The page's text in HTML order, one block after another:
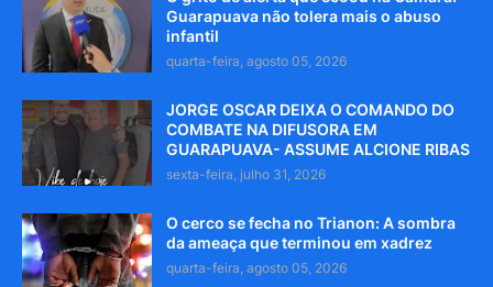
Guarapuava não tolera mais o abuso
infantil
quarta-feira, agosto 05, 2026
JORGE OSCAR DEIXA O COMANDO DO
COMBATE NA DIFUSORA EM
GUARAPUAVA- ASSUME ALCIONE RIBAS
sexta-feira, julho 31, 2026
O cerco se fecha no Trianon: A sombra
da ameaça que terminou em xadrez
quarta-feira, agosto 05, 2026